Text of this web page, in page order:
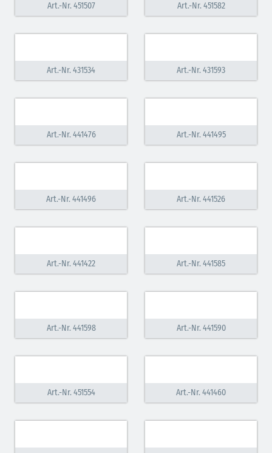
Art.-Nr. 451507 Art.-Nr. 451582
Art.-Nr. 431534 Art.-Nr. 431593
Art.-Nr. 441476 Art.-Nr. 441495
Art.-Nr. 441496 Art.-Nr. 441526
Art.-Nr. 441422 Art.-Nr. 441585
Art.-Nr. 441598 Art.-Nr. 441590
Art.-Nr. 451554 Art.-Nr. 441460